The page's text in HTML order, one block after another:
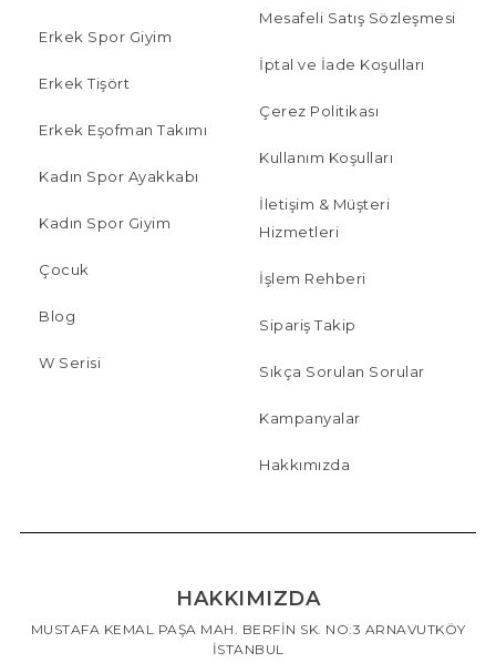
Erkek Spor Giyim
Erkek Tişört
Erkek Eşofman Takımı
Kadın Spor Ayakkabı
Kadın Spor Giyim
Çocuk
Blog
W Serisi
Mesafeli Satış Sözleşmesi
İptal ve İade Koşulları
Çerez Politikası
Kullanım Koşulları
İletişim & Müşteri
Hizmetleri
İşlem Rehberi
Sipariş Takip
Sıkça Sorulan Sorular
Kampanyalar
Hakkımızda
HAKKIMIZDA
MUSTAFA KEMAL PAŞA MAH. BERFİN SK. NO:3 ARNAVUTKÖY
İSTANBUL